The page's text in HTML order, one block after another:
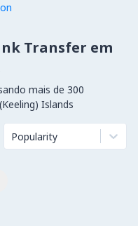
Transfer em
mais de 300
Islands
Popularity